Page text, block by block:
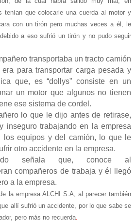
tenían que colocarle una cuerda al motor y
con un tirón pero muchas veces a él, le
a eso sufrió un tirón y no pudo seguir
transportaba un tracto camión
para transportar carga pesada y
que, es “dollys” consiste en un
un motor que algunos no tienen
ese sistema de cordel.
lo que le dijo antes de retirase,
inseguro trabajando en la empresa
los equipos y del camión, lo que le
otro accidente en la empresa.
señala que, conoce al
compañeros de trabaja y él llegó
a la empresa.
la empresa ALCHI S.A, al parecer también
allí sufrió un accidente, por lo que sabe se
pero más no recuerda